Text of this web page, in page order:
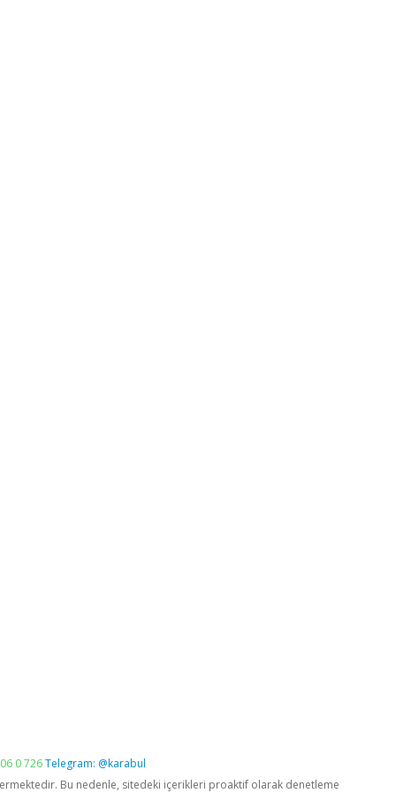
0 726Telegram: @karabul
Bu nedenle, sitedeki içerikleri proaktif olarak denetleme